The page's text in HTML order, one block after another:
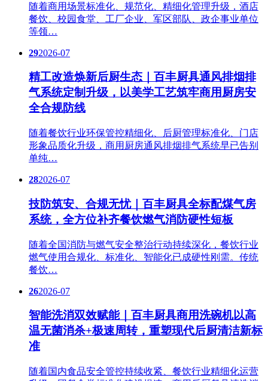
随着商用场景标准化、规范化、精细化管理升级，酒店
餐饮、校园食堂、工厂企业、军区部队、政企事业单位
等领…
292026-07
精工改造焕新后厨生态｜百丰厨具通风排烟排
气系统定制升级，以美学工艺筑牢商用厨房安
全合规防线
随着餐饮行业环保管控精细化、后厨管理标准化、门店
形象品质化升级，商用厨房通风排烟排气系统早已告别
单纯…
282026-07
技防筑安、合规无忧｜百丰厨具全标配煤气房
系统，全方位补齐餐饮燃气消防硬性短板
随着全国消防与燃气安全整治行动持续深化，餐饮行业
燃气使用合规化、标准化、智能化已成硬性刚需。传统
餐饮…
262026-07
智能洗消双效赋能｜百丰厨具商用洗碗机以高
温无菌消杀+极速周转，重塑现代后厨清洁新标
准
随着国内食品安全管控持续收紧、餐饮行业精细化运营